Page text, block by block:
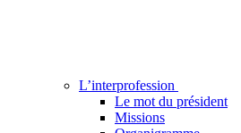
L’interprofession
Le mot du président
Missions